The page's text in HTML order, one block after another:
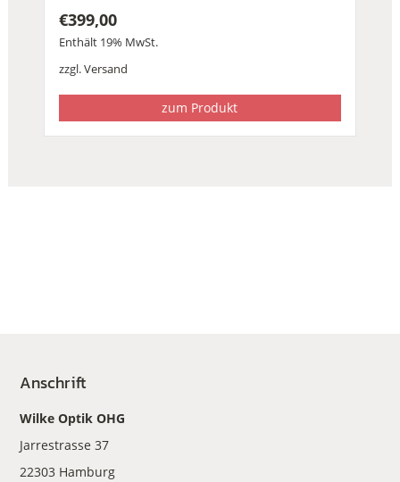
€399,00
Enthält 19% MwSt.
zzgl.Versand
zum Produkt
Anschrift
Wilke Optik OHG
Jarrestrasse 37
22303 Hamburg